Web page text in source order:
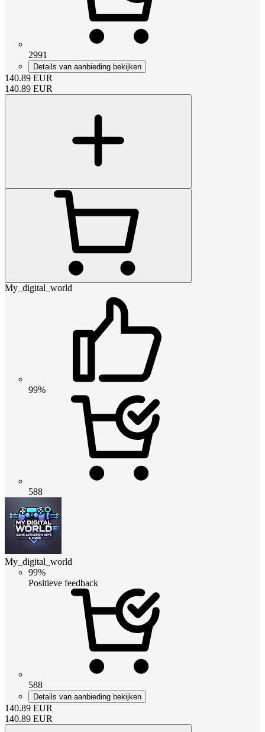
2991
Details van aanbieding bekijken
140.89 EUR
140.89 EUR
My_digital_world
99%
588
My_digital_world
99%
Positieve feedback
588
Details van aanbieding bekijken
140.89 EUR
140.89 EUR